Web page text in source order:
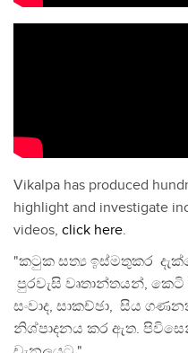
Vikalpa has produced
highlight and investigate
videos, click here.
"කටුක සත්‍ය ඉස්මතුකර
පුරවැසි වෘතාන්තයන්,
සංවාද, සාකච්ඡා, සිය
නිශ්පාදනය කර ඇත.